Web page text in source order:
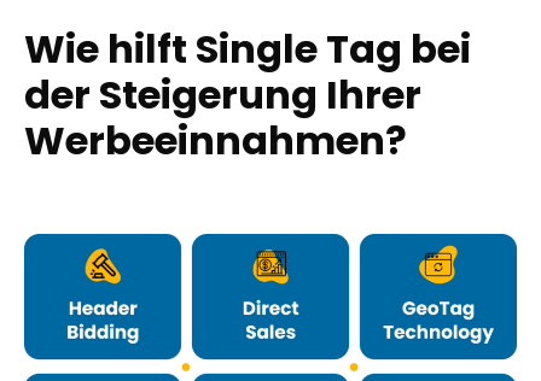
Wie hilft Single Tag bei
der Steigerung Ihrer
Werbeeinnahmen?